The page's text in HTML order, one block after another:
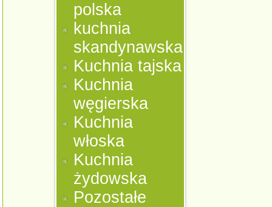
polska
kuchnia
skandynawska
Kuchnia tajska
Kuchnia
węgierska
Kuchnia
włoska
Kuchnia
żydowska
Pozostałe